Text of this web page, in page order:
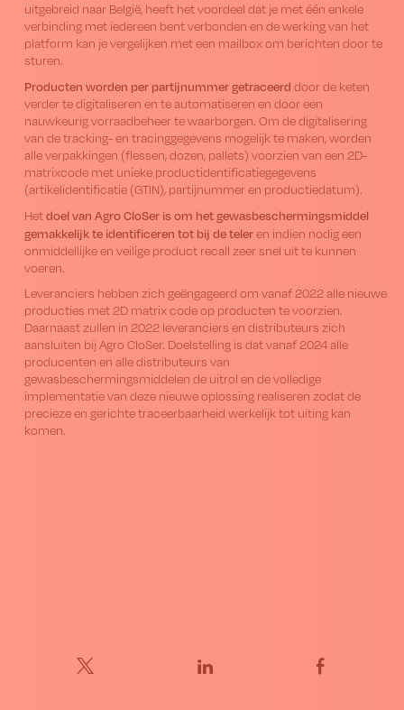
uitgebreid naar België, heeft het voordeel dat je met één enkele
verbinding met iedereen bent verbonden en de werking van het
platform kan je vergelijken met een mailbox om berichten door te
sturen.
Producten worden per partijnummer getraceerd door de keten
verder te digitaliseren en te automatiseren en door een
nauwkeurig vorraadbeheer te waarborgen. Om de digitalisering
van de tracking- en tracinggegevens mogelijk te maken, worden
alle verpakkingen (flessen, dozen, pallets) voorzien van een 2D-
matrixcode met unieke productidentificatiegegevens
(artikelidentificatie (GTIN), partijnummer en productiedatum).
Hetdoel van Agro CloSer is om het gewasbeschermingsmiddel
gemakkelijk te identificeren tot bij de teleren indien nodig een
onmiddellijke en veilige product recall zeer snel uit te kunnen
voeren.
Leveranciers hebben zich geëngageerd om vanaf 2022 alle nieuwe
producties met 2D matrix code op producten te voorzien.
Daarnaast zullen in 2022 leveranciers en distributeurs zich
aansluiten bij Agro CloSer. Doelstelling is dat vanaf 2024 alle
producenten en alle distributeurs van
gewasbeschermingsmiddelen de uitrol en de volledige
implementatie van deze nieuwe oplossing realiseren zodat de
precieze en gerichte traceerbaarheid werkelijk tot uiting kan
komen.